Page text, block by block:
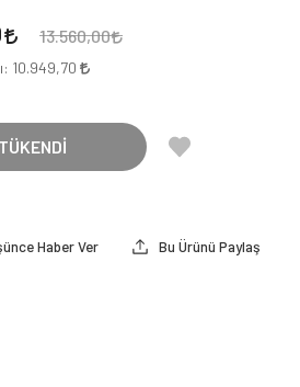
13.560,00
10.949,70
TÜKENDİ
Haber Ver Bu Ürünü Paylaş